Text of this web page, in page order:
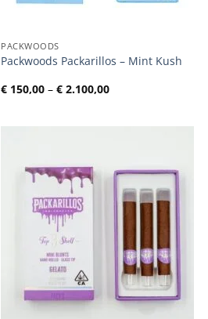
PACKWOODS
Packwoods Packarillos – Mint Kush
€ 150,00 –€ 2.100,00Preisspanne: